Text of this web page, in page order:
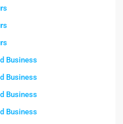
Business
Business
Business
Business